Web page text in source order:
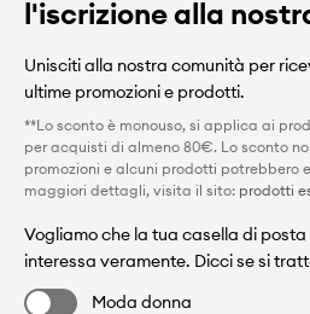
l'iscrizione alla
Unisciti alla nostra comunità per
ultime promozioni e prodotti.
**Lo sconto è monouso, si applica ai
per acquisti di almeno 80€. Lo sconto
promozioni e alcuni prodotti potrebbero
maggiori dettagli, visita il sito: prodotti
Vogliamo che la tua casella di
interessa veramente. Dicci se si
Moda donna